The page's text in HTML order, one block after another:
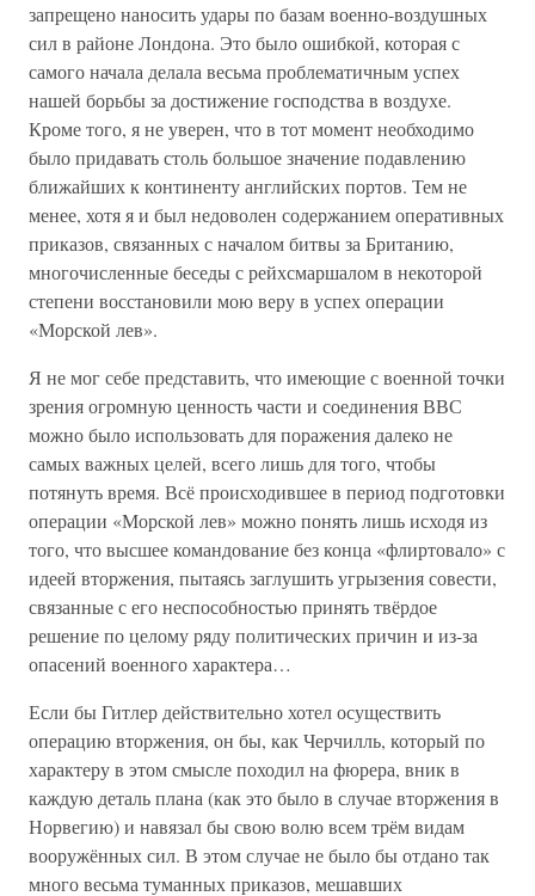
запрещено наносить удары по базам военно-воздушных
сил в районе Лондона. Это было ошибкой, которая с
самого начала делала весьма проблематичным успех
нашей борьбы за достижение господства в воздухе.
Кроме того, я не уверен, что в тот момент необходимо
было придавать столь большое значение подавлению
ближайших к континенту английских портов. Тем не
менее, хотя я и был недоволен содержанием оперативных
приказов, связанных с началом битвы за Британию,
многочисленные беседы с рейхсмаршалом в некоторой
степени восстановили мою веру в успех операции
«Морской лев».
Я не мог себе представить, что имеющие с военной точки
зрения огромную ценность части и соединения ВВС
можно было использовать для поражения далеко не
самых важных целей, всего лишь для того, чтобы
потянуть время. Всё происходившее в период подготовки
операции «Морской лев» можно понять лишь исходя из
того, что высшее командование без конца «флиртовало» с
идеей вторжения, пытаясь заглушить угрызения совести,
связанные с его неспособностью принять твёрдое
решение по целому ряду политических причин и из-за
опасений военного характера…
Если бы Гитлер действительно хотел осуществить
операцию вторжения, он бы, как Черчилль, который по
характеру в этом смысле походил на фюрера, вник в
каждую деталь плана (как это было в случае вторжения в
Норвегию) и навязал бы свою волю всем трём видам
вооружённых сил. В этом случае не было бы отдано так
много весьма туманных приказов, мешавших